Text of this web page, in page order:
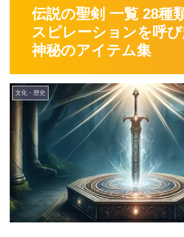
伝説の聖剣 一覧 28種
スピレーションを呼
神秘のアイテム集
文化・歴史